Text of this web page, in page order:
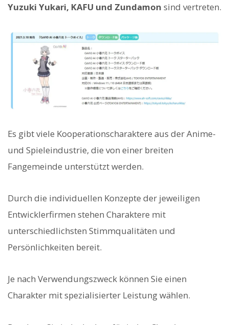
Yuzuki Yukari, KAFU und Zundamon sind vertreten.
Es gibt viele Kooperationscharaktere aus der Anime-
und Spieleindustrie, die von einer breiten
Fangemeinde unterstützt werden.
Durch die individuellen Konzepte der jeweiligen
Entwicklerfirmen stehen Charaktere mit
unterschiedlichsten Stimmqualitäten und
Persönlichkeiten bereit.
Je nach Verwendungszweck können Sie einen
Charakter mit spezialisierter Leistung wählen.